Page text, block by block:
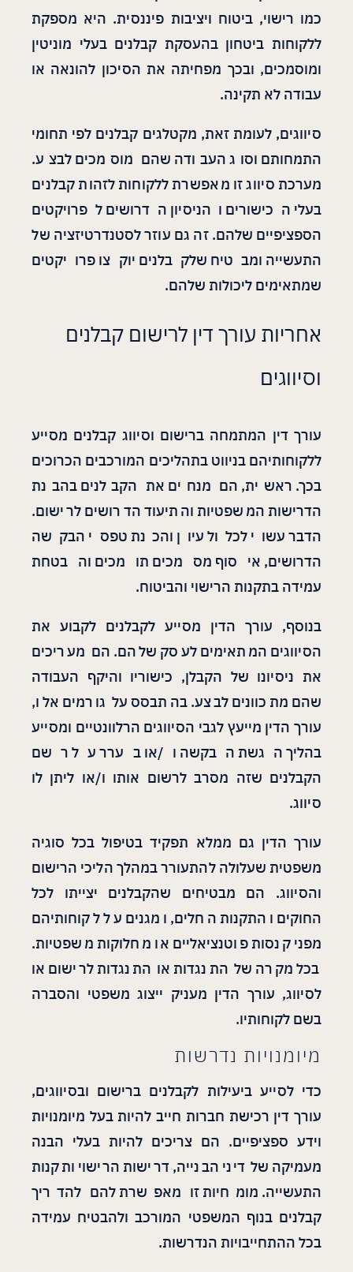
כמו רישוי, ביטוח ויציבות פיננסית. היא מספקת
ללקוחות ביטחון בהעסקת קבלנים בעלי מוניטין
ומוסמכים, ובכך מפחיתה את הסיכון להונאה או
עבודה לא תקינה.
סיווגים, לעומת זאת, מקטלגים קבלנים לפי תחומי
התמחותם וסוג העבודה שהם מוסמכים לבצע.
מערכת סיווג זו מאפשרת ללקוחות לזהות קבלנים
בעלי הכישורים והניסיון הדרושים לפרויקטים
הספציפיים שלהם. זה גם עוזר לסטנדרטיזציה של
התעשייה ומבטיח שלקבלנים יוקצו פרויקטים
שמתאימים ליכולות שלהם.
אחריות עורך דין לרישום קבלנים
וסיווגים
עורך דין המתמחה ברישום וסיווג קבלנים מסייע
ללקוחותיהם בניווט בתהליכים המורכבים הכרוכים
בכך. ראשית, הם מנחים את הקבלנים בהבנת
הדרישות המשפטיות והתיעוד הדרושים לרישום.
הדבר עשוי לכלול עיון והכנת טפסי הבקשה
הדרושים, איסוף מסמכים תומכים והבטחת
עמידה בתקנות הרישוי והביטוח.
בנוסף, עורך הדין מסייע לקבלנים לקבוע את
הסיווגים המתאימים לעסק שלהם. הם מעריכים
את ניסיונו של הקבלן, כישוריו והיקף העבודה
שהם מתכוונים לבצע. בהתבסס על גורמים אלו,
עורך הדין מייעץ לגבי הסיווגים הרלוונטיים ומסייע
בהליך הגשת הבקשה ו/או בערר על רשם
הקבלנים שזה מסרב לרשום אותו ו/או ליתן לו
סיווג.
עורך הדין גם ממלא תפקיד בטיפול בכל סוגיה
משפטית שעלולה להתעורר במהלך הליכי הרישום
והסיווג. הם מבטיחים שהקבלנים יצייתו לכל
החוקים והתקנות החלים, ומגנים על לקוחותיהם
מפני קנסות פוטנציאליים או מחלוקות משפטיות.
בכל מקרה של התנגדות או התנגדות לרישום או
לסיווג, עורך הדין מעניק ייצוג משפטי והסברה
בשם לקוחותיו.
מיומנויות נדרשות
כדי לסייע ביעילות לקבלנים ברישום ובסיווגים,
עורך דין רכישת חברות חייב להיות בעל מיומנויות
וידע ספציפיים. הם צריכים להיות בעלי הבנה
מעמיקה של דיני הבנייה, דרישות הרישוי ותקנות
התעשייה. מומחיות זו מאפשרת להם להדריך
קבלנים בנוף המשפטי המורכב ולהבטיח עמידה
בכל ההתחייבויות הנדרשות.